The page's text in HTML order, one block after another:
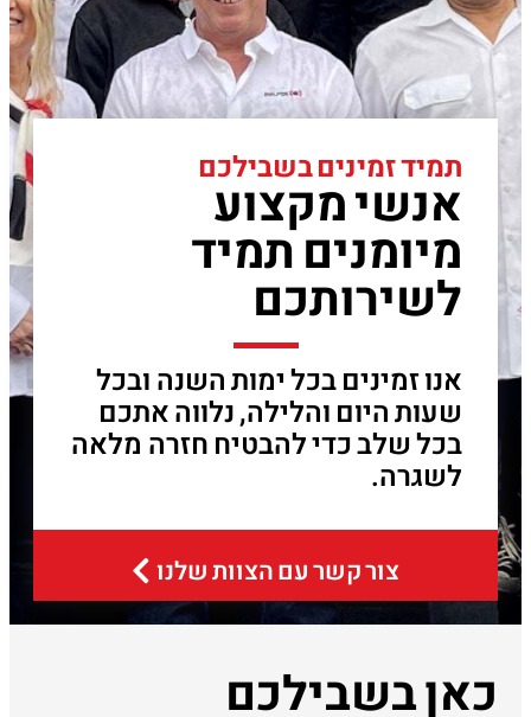
תמיד זמינים בשבילכם
אנשי מקצוע
מיומנים תמיד
לשירותכם
אנו זמינים בכל ימות השנה ובכל
שעות היום והלילה, נלווה אתכם
בכל שלב כדי להבטיח חזרה מלאה
לשגרה.
צור קשר עם הצוות שלנו
כאן בשבילכם